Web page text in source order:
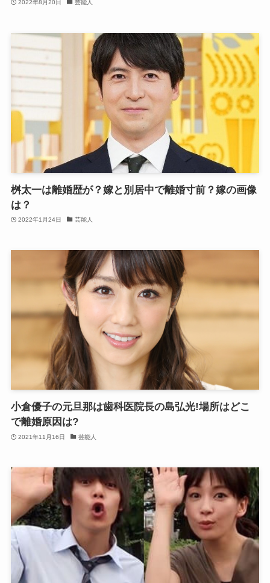
2022年8月20日 芸能人
桝太一は離婚歴が？嫁と別居中で離婚寸前？嫁の画像
は？
2022年1月24日 芸能人
小倉優子の元旦那は歯科医院長の島弘光!場所はどこ
で離婚原因は?
2021年11月16日 芸能人